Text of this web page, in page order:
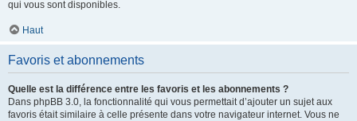
qui vous sont disponibles.
Haut
Favoris et abonnements
Quelle est la différence entre les favoris et les abonnements ?
Dans phpBB 3.0, la fonctionnalité qui vous permettait d’ajouter un sujet aux
favoris était similaire à celle présente dans votre navigateur internet. Vous ne